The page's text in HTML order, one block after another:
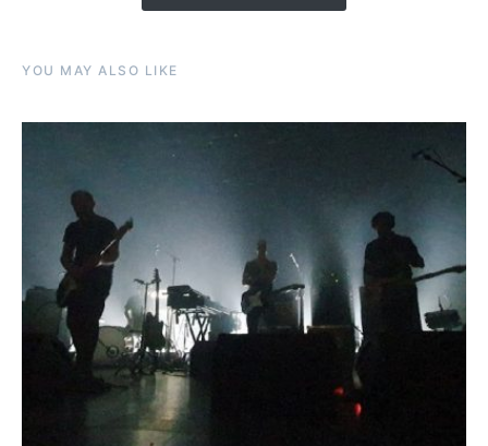
YOU MAY ALSO LIKE